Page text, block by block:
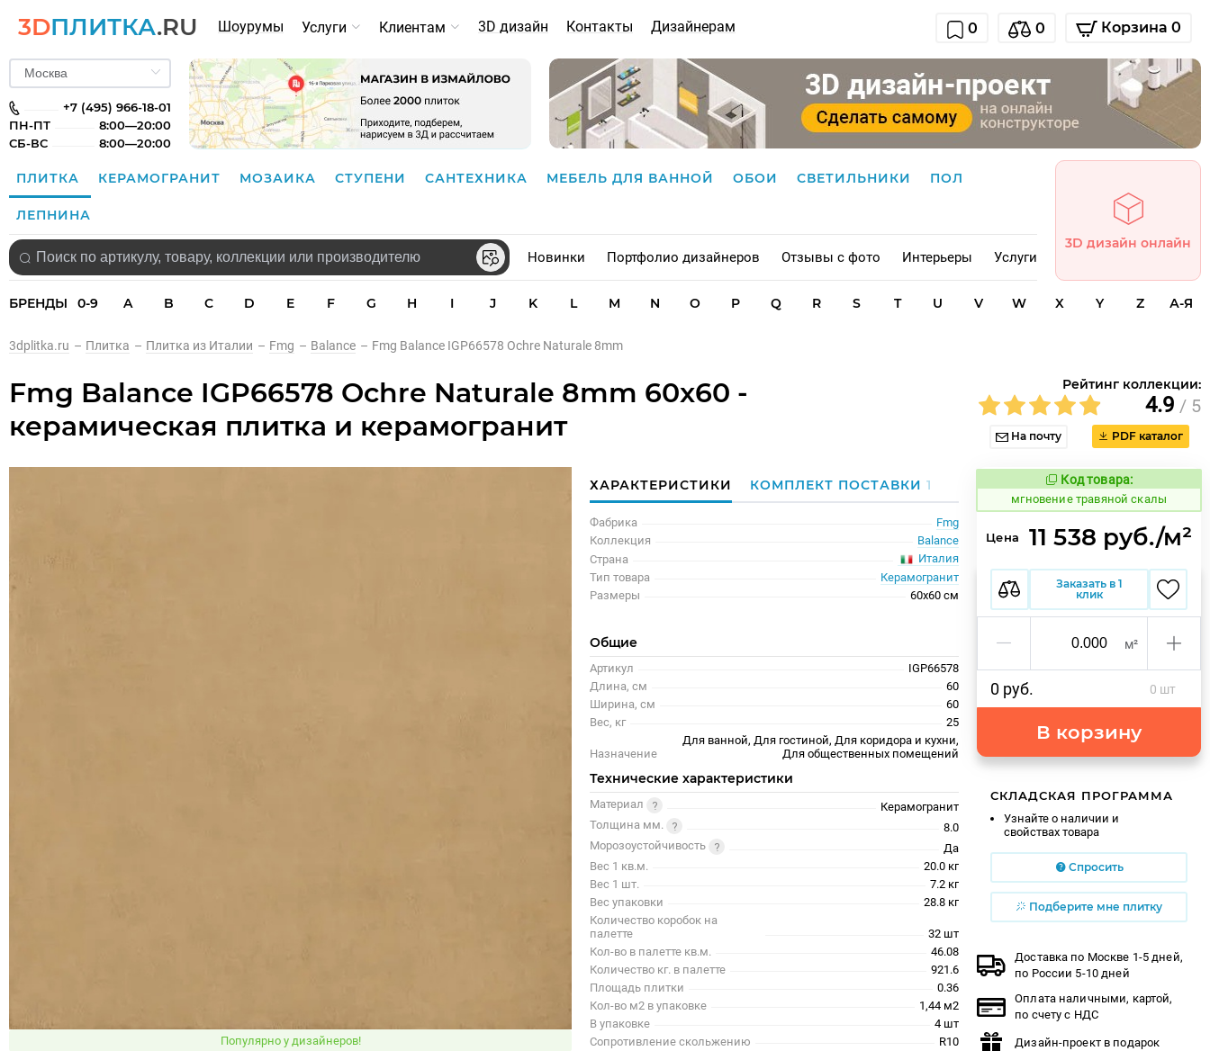
3DПЛИТКА.RU Шоурумы Услуги Клиентам 3D дизайн Контакты Дизайнерам 0 0 Корзина 0
+7 (495) 966-18-01
ПН-ПТ
8:00—20:00
СБ-ВС
8:00—20:00
ПЛИТКА КЕРАМОГРАНИТ МОЗАИКА СТУПЕНИ САНТЕХНИКА МЕБЕЛЬ ДЛЯ ВАННОЙ ОБОИ СВЕТИЛЬНИКИ ПОЛ
ЛЕПНИНА
Новинки Портфолио дизайнеров Отзывы с фото Интерьеры Услуги
3D дизайн онлайн
БРЕНДЫ 0-9 A B C D E F G H I J K L M N O P Q R S T U V W X Y Z А-Я
3dplitka.ru – Плитка – Плитка из Италии – Fmg – Balance – Fmg Balance IGP66578 Ochre Naturale 8mm
Fmg Balance IGP66578 Ochre Naturale 8mm 60x60 -
керамическая плитка и керамогранит
Рейтинг коллекции:
4.9 / 5
На почту PDF каталог
Популярно у дизайнеров!
ХАРАКТЕРИСТИКИ КОМПЛЕКТ ПОСТАВКИ1
Фабрика
Fmg
Коллекция
Balance
Страна
Италия
Тип товара
Керамогранит
Размеры
60x60 см
Общие
Артикул
IGP66578
Длина, см
60
Ширина, см
60
Вес, кг
25
Назначение
Для ванной, Для гостиной, Для коридора и кухни,
Для общественных помещений
Технические характеристики
Материал
Керамогранит
Толщина мм.
8.0
Морозоустойчивость
Да
Вес 1 кв.м.
20.0 кг
Вес 1 шт.
7.2 кг
Вес упаковки
28.8 кг
Количество коробок на
палетте
32 шт
Кол-во в палетте кв.м.
46.08
Количество кг. в палетте
921.6
Площадь плитки
0.36
Кол-во м2 в упаковке
1,44 м2
В упаковке
4 шт
Сопротивление скольжению
R10
Код товара:
950466 Код товара:
мгновение травяной скалы
Цена 11 538 руб./м²
Заказать в 1
клик
м²
0 руб. 0 шт
В корзину
СКЛАДСКАЯ ПРОГРАММА
Узнайте о наличии и
свойствах товара
Спросить
Подберите мне плитку
Доставка по Москве 1-5 дней,
по России 5-10 дней
Оплата наличными, картой,
по счету с НДС
Дизайн-проект в подарок